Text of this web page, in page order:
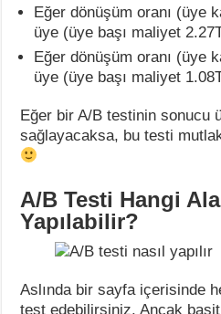
Eğer dönüşüm oranı (üye
üye (üye başı maliyet
Eğer dönüşüm oranı (üye
üye (üye başı maliyet
Eğer bir A/B testinin sonucu
sağlayacaksa, bu testi
A/B Testi Hangi
Yapılabilir?
Aslında bir sayfa içerisinde
test edebilirsiniz. Ancak